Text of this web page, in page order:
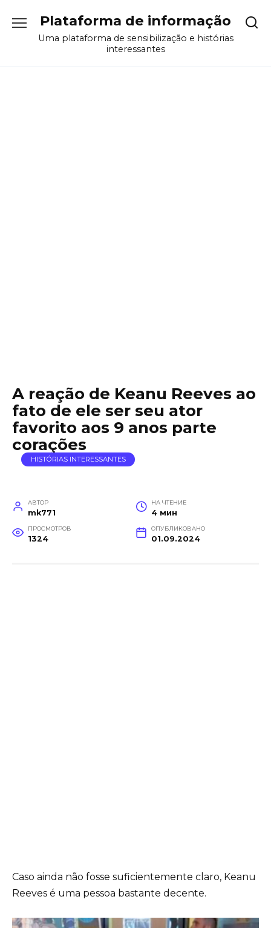
содержанию
Plataforma de informação
Uma plataforma de sensibilização e histórias
interessantes
A reação de Keanu Reeves ao
fato de ele ser seu ator
favorito aos 9 anos parte
corações
HISTÓRIAS INTERESSANTES
АВТОР
mk771
НА ЧТЕНИЕ
4 мин
ПРОСМОТРОВ
1324
ОПУБЛИКОВАНО
01.09.2024
Caso ainda não fosse suficientemente claro, Keanu
Reeves é uma pessoa bastante decente.